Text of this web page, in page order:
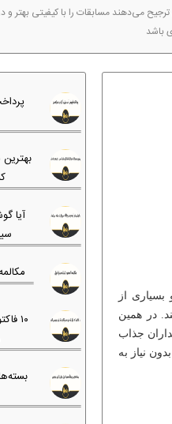
می‌دهند مسابقات را با کیفیتی بهتر و
باشد
از
در همین
جذاب
نیاز به
آیا
۱۰